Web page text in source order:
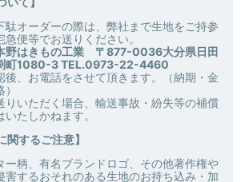
駄オーダーの際は、弊社まで生地をご持参
急便等でお送りください。
野はきもの工業 〒877-0036大分県日田
町1080-3 TEL.0973-22-4460
後、お電話をさせて頂きます。（納期・金
りいただく場合、輸送事故・紛失等の補償
いたしかねます。
関するご注意】
ー柄、有名ブランドロゴ、その他著作権や
害するおそれのある生地のお持ち込み・加